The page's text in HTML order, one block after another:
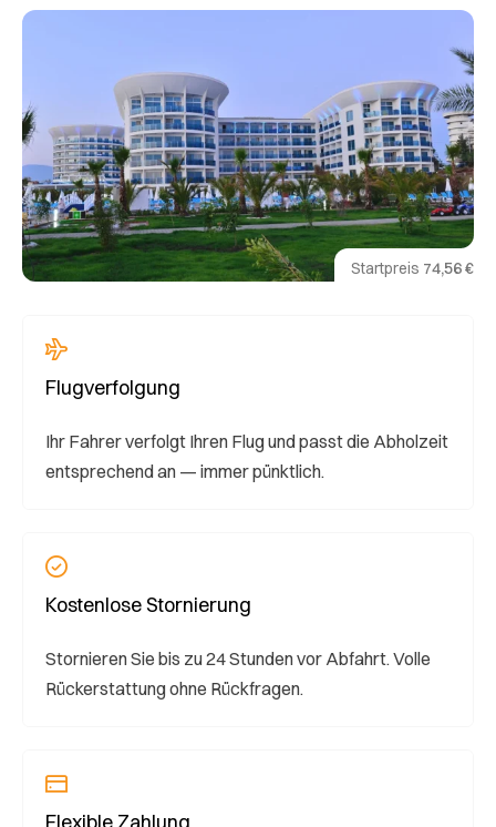
Startpreis 74,56 €
Flugverfolgung
Ihr Fahrer verfolgt Ihren Flug und passt die Abholzeit
entsprechend an — immer pünktlich.
Kostenlose Stornierung
Stornieren Sie bis zu 24 Stunden vor Abfahrt. Volle
Rückerstattung ohne Rückfragen.
Flexible Zahlung